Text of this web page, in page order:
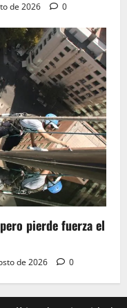
de 2026 0
pierde fuerza el
de 2026 0